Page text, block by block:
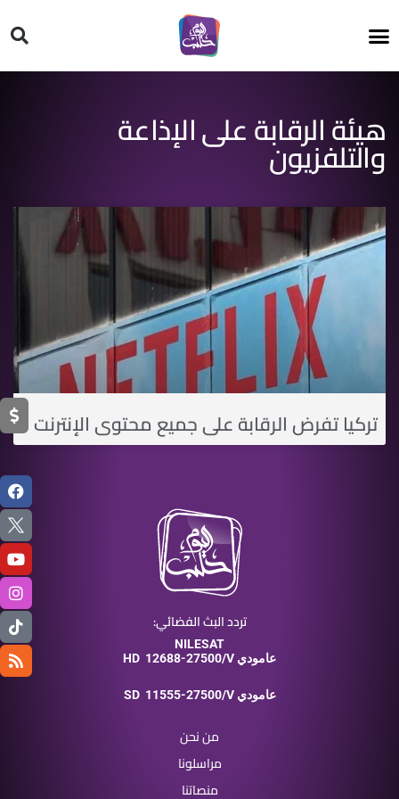
هيئة الرقابة على الإذاعة
والتلفزيون
تركيا تفرض الرقابة على جميع محتوى الإنترنت
تردد البث الفضائي:
NILESAT
HD
12688-27500/V عامودي
SD 11555-27500/V عامودي
من نحن
مراسلونا
منصاتنا